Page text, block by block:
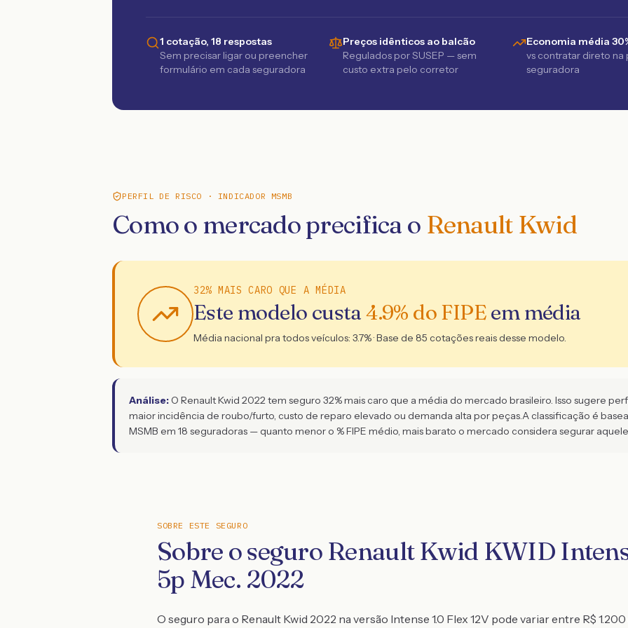
1 cotação, 18 respostas
Sem precisar ligar ou preencher
formulário em cada seguradora
Preços idênticos ao balcão
Regulados por SUSEP — sem
custo extra pelo corretor
Economia média
vs contratar direto na
seguradora
PERFIL DE RISCO · INDICADOR MSMB
Como o mercado precifica o Renault Kwid
32% MAIS CARO QUE A MÉDIA
Este modelo custa4.9% do FIPEem média
Média nacional pra todos veículos: 3.7% · Base de 85 cotações reais desse modelo.
Análise: O Renault Kwid 2022 tem seguro 32% mais caro que a média do mercado brasileiro. Isso sugere
maior incidência de roubo/furto, custo de reparo elevado ou demanda alta por peças.A classificação é
MSMB em 18 seguradoras — quanto menor o % FIPE médio, mais barato o mercado considera segurar
SOBRE ESTE SEGURO
Sobre o seguro Renault Kwid KWID
5p Mec. 2022
O seguro para o Renault Kwid 2022 na versão Intense 1.0 Flex 12V pode variar entre R$